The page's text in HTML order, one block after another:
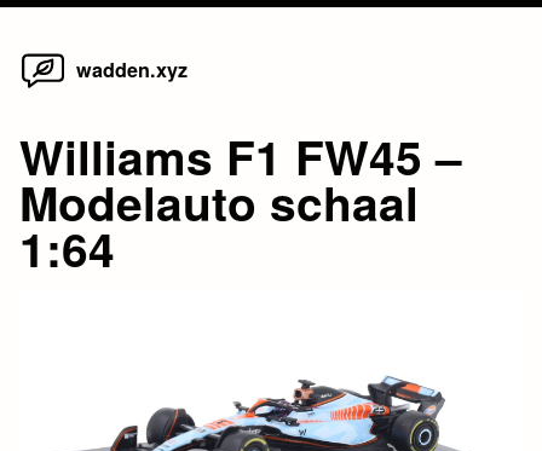
Skip
wadden.xyz
Williams F1 FW45 –
Modelauto schaal
1:64